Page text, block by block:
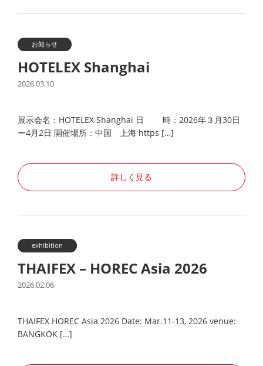
お知らせ
HOTELEX Shanghai
2026.03.10
展示会名：HOTELEX Shanghai 日 時：2026年３月30日
ー4月2日 開催場所：中国 上海 https […]
詳しく見る
exhibition
THAIFEX – HOREC Asia 2026
2026.02.06
THAIFEX HOREC Asia 2026 Date: Mar.11-13, 2026 venue:
BANGKOK […]